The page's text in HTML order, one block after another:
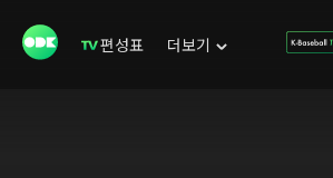
편성표 더보기